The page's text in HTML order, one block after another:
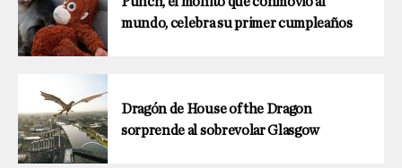
mundo, celebra su primer cumpleaños
Dragón de House of the Dragon
sorprende al sobrevolar Glasgow